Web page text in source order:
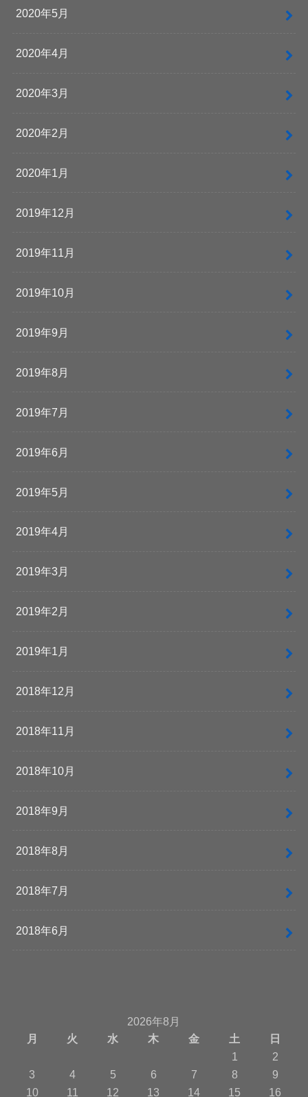
2020年5月
2020年4月
2020年3月
2020年2月
2020年1月
2019年12月
2019年11月
2019年10月
2019年9月
2019年8月
2019年7月
2019年6月
2019年5月
2019年4月
2019年3月
2019年2月
2019年1月
2018年12月
2018年11月
2018年10月
2018年9月
2018年8月
2018年7月
2018年6月
2026年8月
月
火 水 木 金 土
日
1
2
3
4 5 6 7 8
9
10
11 12 13 14 15 16